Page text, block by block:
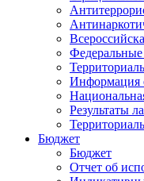
Результаты
Бюджет
Бюджет
Отчет об